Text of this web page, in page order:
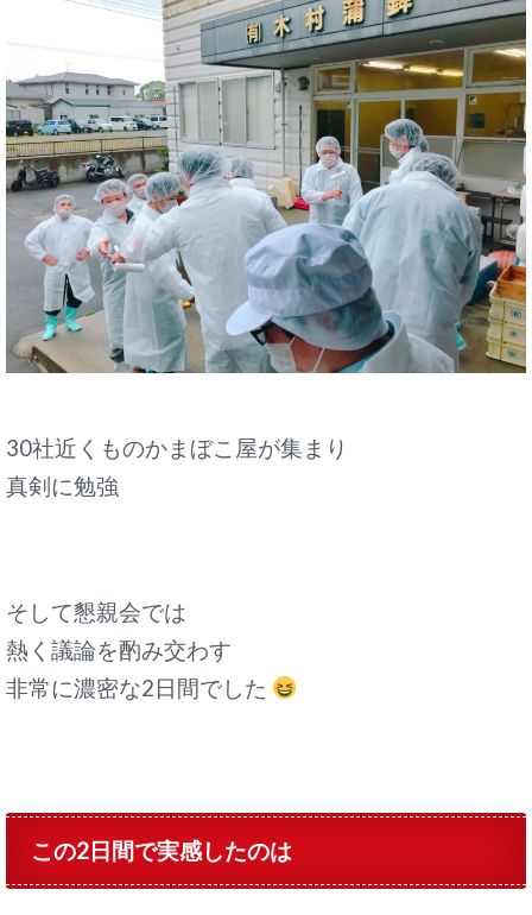
30社近くものかまぼこ屋が集まり
真剣に勉強
そして懇親会では
熱く議論を酌み交わす
非常に濃密な2日間でした
この2日間で実感したのは